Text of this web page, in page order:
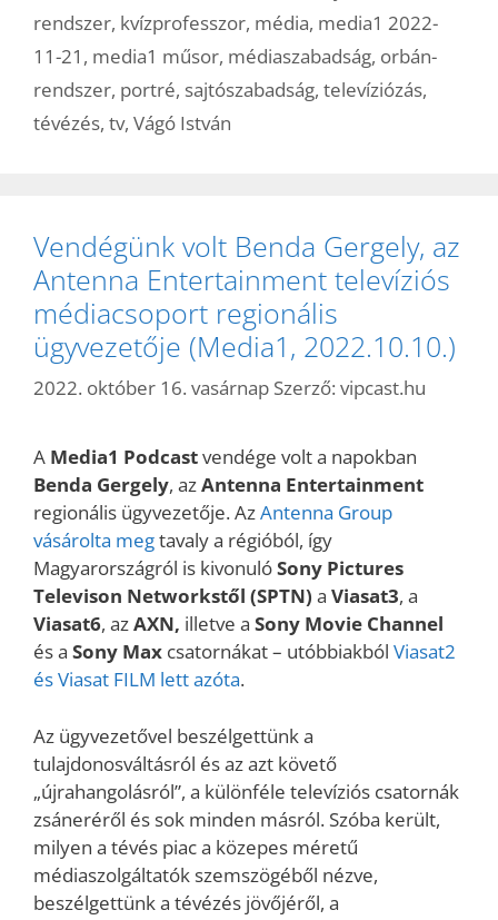
rendszer, kvízprofesszor, média, media1 2022-
11-21 , media1 műsor, médiaszabadság, orbán-
rendszer, portré, sajtószabadság, televíziózás,
tévézés, tv, Vágó István
Vendégünk volt Benda Gergely, az
Antenna Entertainment televíziós
médiacsoport regionális
ügyvezetője (Media1, 2022.10.10.)
2022. október 16. vasárnap Szerző: vipcast.hu
A Media1 Podcastvendége volt a napokban
Benda Gergely, azAntenna Entertainment
regionális ügyvezetője. AzAntenna Group
vásárolta megtavaly a régióból, így
Magyarországról is kivonulóSony Pictures
Televison Networkstől (SPTN) a Viasat3, a
Viasat6, azAXN, illetve a Sony Movie Channel
és a Sony Max csatornákat – utóbbiakból Viasat2
és Viasat FILM lett azóta.
Az ügyvezetővel beszélgettünk a
tulajdonosváltásról és az azt követő
„újrahangolásról”, a különféle televíziós csatornák
zsáneréről és sok minden másról. Szóba került,
milyen a tévés piac a közepes méretű
médiaszolgáltatók szemszögéből nézve,
beszélgettünk a tévézés jövőjéről, a